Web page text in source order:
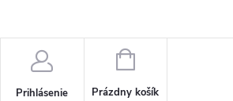
Prihlásenie
NÁKUPNÝ
Prázdny košík